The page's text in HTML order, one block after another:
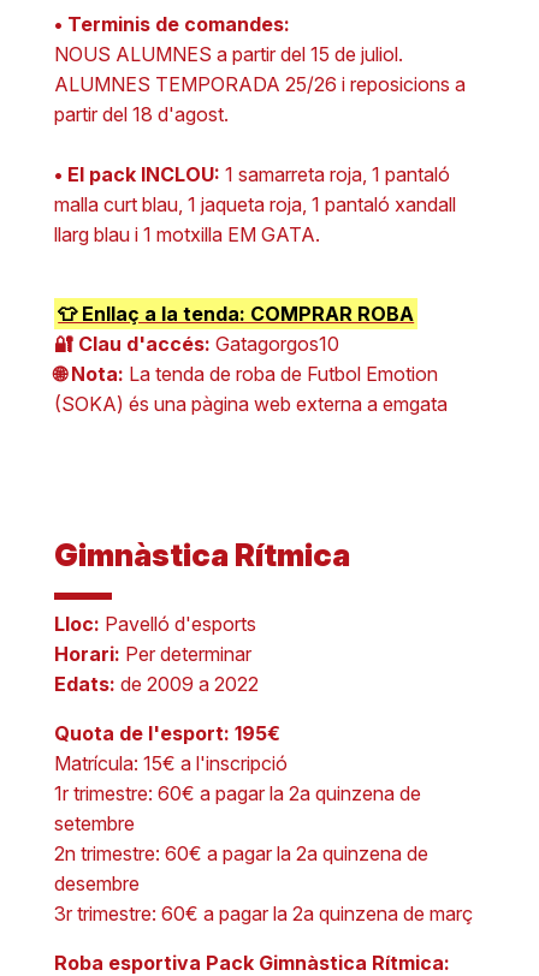
• Terminis de comandes:
NOUS ALUMNES a partir del 15 de juliol.
ALUMNES TEMPORADA 25/26 i reposicions a
partir del 18 d'agost.
• El pack INCLOU: 1 samarreta roja, 1 pantaló
malla curt blau, 1 jaqueta roja, 1 pantaló xandall
llarg blau i 1 motxilla EM GATA.
👕 Enllaç a la tenda: COMPRAR ROBA
🔐 Clau d'accés: Gatagorgos10
🌐 Nota: La tenda de roba de Futbol Emotion
(SOKA) és una pàgina web externa a emgata
Gimnàstica Rítmica
Lloc: Pavelló d'esports
Horari: Per determinar
Edats: de 2009 a 2022
Quota de l'esport: 195€
Matrícula: 15€ a l'inscripció
1r trimestre: 60€ a pagar la 2a quinzena de
setembre
2n trimestre: 60€ a pagar la 2a quinzena de
desembre
3r trimestre: 60€ a pagar la 2a quinzena de març
Roba esportiva Pack Gimnàstica Rítmica: